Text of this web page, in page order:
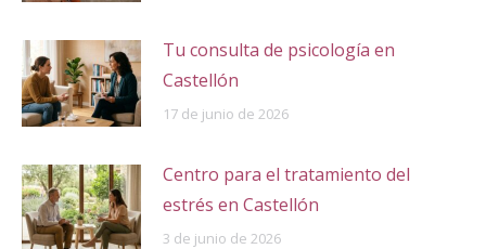
Tu consulta de psicología en
Castellón
17 de junio de 2026
Centro para el tratamiento del
estrés en Castellón
3 de junio de 2026